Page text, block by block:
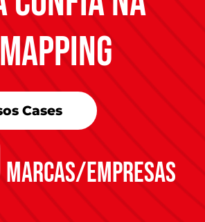
Cases
MARCAS/EMPRESAS